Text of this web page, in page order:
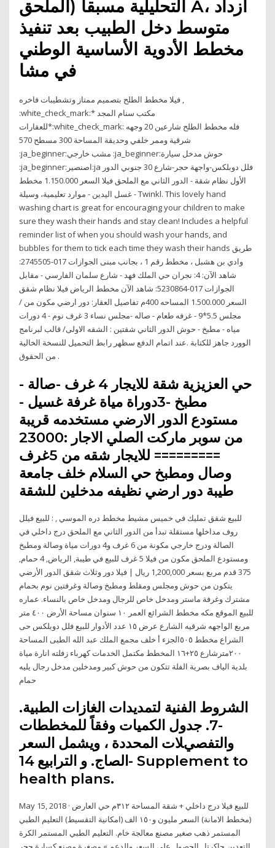
التحليلية مسبقاً (الملحق A، ازداد
متوسط دخل الطبيب بعد تنفيذ
مخطط الأدوية الأساسية الوطني
في مشا
فيلا مخطط الطلح بتصميم ممتاز وتشطيبات فاخره ,
:white_check_mark:* مكتب سنام المجد
للعقارات*:white_check_mark: فله مخطط الطلح شارعين 20 وجهه
شرقية وممر خلفي وحديقة المساحة 300 مسطح 570
:ja_beginner:مشب خارجي :ja_beginner:حوش مدخل سيارة
:ja_beginner:اصنصير:ja فلل دوبلكس-واجهة حجر-شارع 30 جنوبي الدور
الأول نظام شقة - الدور الثاني مع الملحق فيلا السعر 1.150.000 مخطط
غسل اليدين - موارد تعليمية، وسيلة - Twinkl. This lovely hand
washing chart is great for encouraging your children to make
sure they wash their hands and stay clean! Includes a helpful
reminder list of when you should wash your hands, and
bubbles for them to tick each time they wash their hands طريق
وادي بن هشبل ، مخطط رقم 1 ، بجانب مبنى الجوازات 017-2745505:
شاهد الآن: 4: نجران حي الملك فهد - شارع سلمان الفارسي - مقابل
الجوازات 017-5230864: شاهد الآن مخطط الرياض فيلا نظام شقق
السعر 1.500.000 المساحه 400م تفاصيل العقار: دور ارضي مكون من /
مجلس 5.5*9 - غرفه طعام - صاله -مجلس نساء 3 غرف نوم - 4 دورات
مياه - مطبخ - حوش الدور الثاني شقتين : الشقه الاولى/ قالب لبرنامج
الوورد جاهز للكتابة .عند اتمام الدفع سظهر رابط التحميل للنسخة الخالية
من الحقوق .
حي العزيزية شقة للايجار 4 غرف -صالة -
مطبخ -3دوراة مياة غرفة غسيل -
مستودع الدور الارضي مستخدمه قريبة
من سوبر ماركت الصلي الاجار :23000
========= للايجار شقه من 5غرف
وصال ومطبخ حي السلام خلف جامعة
طيبة دور ارضي نظيفه مدخلين للشقة
للبيع شقق تمليك في خميس مشيط مخطط دره الموسي , : للبيع فيلل
روف مداخلها مستقلة تبدأ من الدور الثاني مع الملحق درج داخلي في
الصالة ودرج خارجي مكونة من 6 غرف و4 دورات مياة وصالة ومطبخ
ومستودع الملحق مكون من فیلا 5 غرف للبيع في طيبة, الرياض, 4 حمام,
375 قدم مربع بسعر 1,200,000 ريال | فيلا دور وثلاث شقق الدور الأرضي
يتكون من حوش ومجلس ومقلط ومطبخ وصالة وغرفتين نوم بحمام
مشترك وغرفة ماستر ومدخل خاص للرجال ومدخل خاص بالنساء. عماره
للبيع الموقع مكه مخطط الشرائع العمر ١٠ سنوان مساحة الأرض ٤٠٠ متر
مربع الواجهه شرقيه الشارع عرض ١٥ عدد الأدوار للبيع فلل دوبلكس حى
الشراع مخطط ٥٠٥الجزء أ خلف مجمع الملك عبد الله الطبى المساحة
٢٠٠مترشارع ٢٥+١٦ المخطط مكتمل الخدمات كهرباء زفلته انارة مياة
بلدية الياف بصرية الفلة تتكون من حوش كبير ومدخلين مدخل رجال يليه
حمام
الشروط الفنية لتمديدات الغازات الطبية.
-7. جدول الكميات وفقاً للمخططات
والتفصيﻼت المحددة ، ويشمل السعر
الصاج. و الترابيع 14- Supplement to
health plans.
May 15, 2018 · ‏‎للبيع فيلا درج داخلي + شقة المساحة ٣١٢م حي العارض
(مخطط الامانة) السعر مليون و١٥٠ الف (امكانية التقسيط) التعليم الطبي
المستمر ذهب صغير مصنع معالجة خام. التعليم الطبي المستمر الكرة